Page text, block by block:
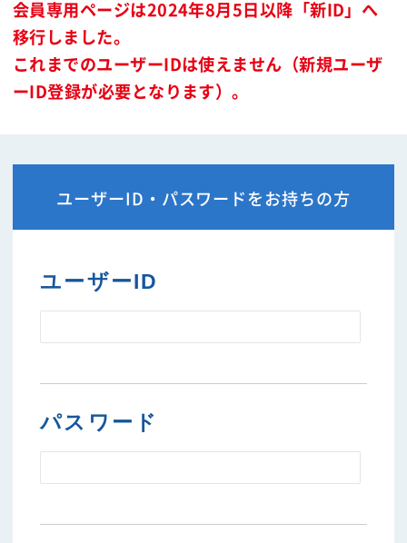
会員専用ページは2024年8月5日以降「新ID」へ
移行しました。
これまでのユーザーIDは使えません（新規ユーザ
ーID登録が必要となります）。
ユーザーID・パスワードをお持ちの方
ユーザーID
パスワード